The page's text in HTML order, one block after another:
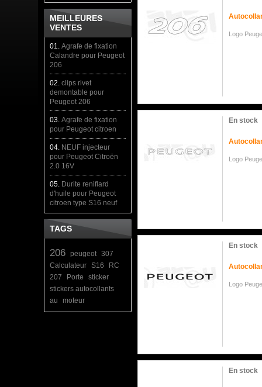
MEILLEURES
VENTES
01. Agrafe de fixation
Calandre pour Peugeot
206
02. clips rivet
demontable pour
Peugeot 206
03. Agrafe de fixation
pour Peugeot citroen
04. NEUF injecteur
pour Peugeot Citroën
2.0 16V
05. Durite reniflard
d'huile pour Peugeot
citroen type S16 neuf
TAGS
206 peugeot 307
Calculateur S16
RC
207
Porte
sticker
stickers autocollants
au
moteur
Logo
En stock
Logo
En stock
Logo
En stock